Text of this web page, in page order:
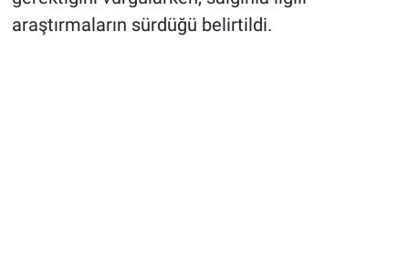
araştırmaların sürdüğü belirtildi.